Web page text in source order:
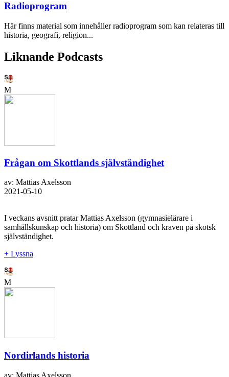
Radioprogram
Här finns material som innehåller radioprogram som kan relateras till
historia, geografi, religion...
Liknande Podcasts
M
Frågan om Skottlands självständighet
av: Mattias Axelsson
2021-05-10
I veckans avsnitt pratar Mattias Axelsson (gymnasielärare i
samhällskunskap och historia) om Skottland och kraven på skotsk
självständighet.
+ Lyssna
M
Nordirlands historia
av: Mattias Axelsson